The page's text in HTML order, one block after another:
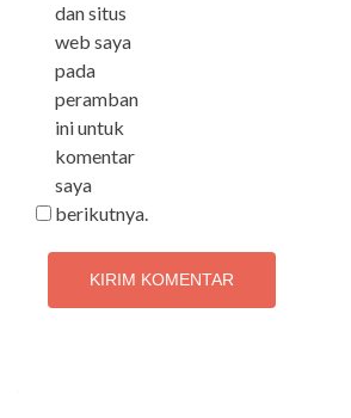
dan situs
web saya
pada
peramban
ini untuk
komentar
saya
berikutnya.